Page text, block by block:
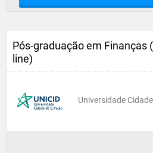
Pós-graduação em Finanças
line)
Universidade